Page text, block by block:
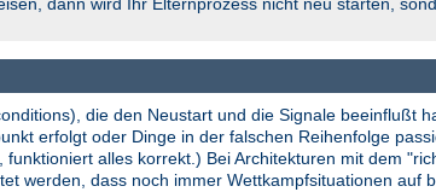
die den Neustart und die Signale beeinflußt
erfolgt oder Dinge in der falschen Reihenfolge
alles korrekt.) Bei Architekturen mit dem
werden, dass noch immer Wettkampfsituationen auf